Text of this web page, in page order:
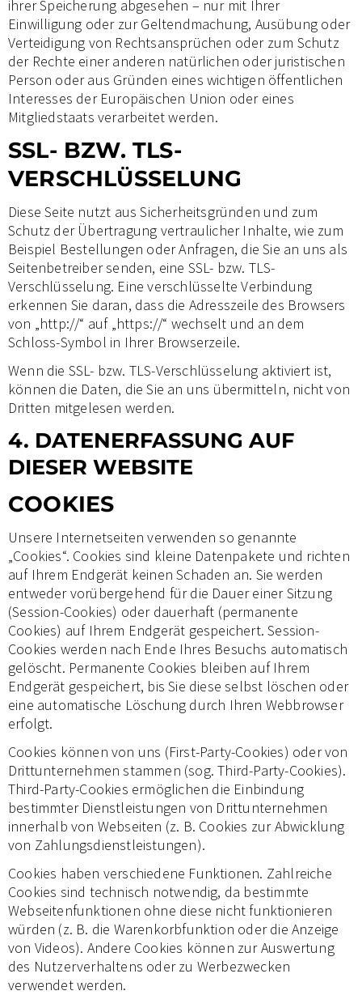
ihrer Speicherung abgesehen – nur mit Ihrer
Einwilligung oder zur Geltendmachung, Ausübung oder
Verteidigung von Rechtsansprüchen oder zum Schutz
der Rechte einer anderen natürlichen oder juristischen
Person oder aus Gründen eines wichtigen öffentlichen
Interesses der Europäischen Union oder eines
Mitgliedstaats verarbeitet werden.
SSL- BZW. TLS-
VERSCHLÜSSELUNG
Diese Seite nutzt aus Sicherheitsgründen und zum
Schutz der Übertragung vertraulicher Inhalte, wie zum
Beispiel Bestellungen oder Anfragen, die Sie an uns als
Seitenbetreiber senden, eine SSL- bzw. TLS-
Verschlüsselung. Eine verschlüsselte Verbindung
erkennen Sie daran, dass die Adresszeile des Browsers
von „http://“ auf „https://“ wechselt und an dem
Schloss-Symbol in Ihrer Browserzeile.
Wenn die SSL- bzw. TLS-Verschlüsselung aktiviert ist,
können die Daten, die Sie an uns übermitteln, nicht von
Dritten mitgelesen werden.
4. DATENERFASSUNG AUF
DIESER WEBSITE
COOKIES
Unsere Internetseiten verwenden so genannte
„Cookies“. Cookies sind kleine Datenpakete und richten
auf Ihrem Endgerät keinen Schaden an. Sie werden
entweder vorübergehend für die Dauer einer Sitzung
(Session-Cookies) oder dauerhaft (permanente
Cookies) auf Ihrem Endgerät gespeichert. Session-
Cookies werden nach Ende Ihres Besuchs automatisch
gelöscht. Permanente Cookies bleiben auf Ihrem
Endgerät gespeichert, bis Sie diese selbst löschen oder
eine automatische Löschung durch Ihren Webbrowser
erfolgt.
Cookies können von uns (First-Party-Cookies) oder von
Drittunternehmen stammen (sog. Third-Party-Cookies).
Third-Party-Cookies ermöglichen die Einbindung
bestimmter Dienstleistungen von Drittunternehmen
innerhalb von Webseiten (z. B. Cookies zur Abwicklung
von Zahlungsdienstleistungen).
Cookies haben verschiedene Funktionen. Zahlreiche
Cookies sind technisch notwendig, da bestimmte
Webseitenfunktionen ohne diese nicht funktionieren
würden (z. B. die Warenkorbfunktion oder die Anzeige
von Videos). Andere Cookies können zur Auswertung
des Nutzerverhaltens oder zu Werbezwecken
verwendet werden.